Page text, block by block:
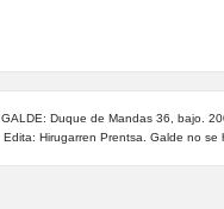
GALDE: Duque de Mandas 36, bajo.
Edita: Hirugarren Prentsa. Galde no